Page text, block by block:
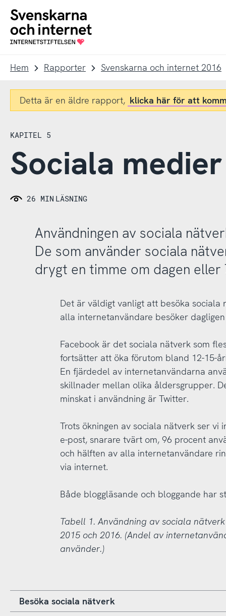
navigation
innehåll
To
startpage
Hem Rapporter Svenskarna och internet 2016
Detta är en äldre rapport, klicka här för att
KAPITEL 5
Sociala medier
26 MIN LÄSNING
Användningen av sociala
De som använder sociala
drygt en timme om dagen eller
Det är väldigt vanligt att besöka
alla internetanvändare besöker
Facebook är det sociala nätverk som
fortsätter att öka förutom bland 12-15-
En fjärdedel av internetanvändarna
skillnader mellan olika åldersgrupper.
minskat i användning är Twitter.
Trots ökningen av sociala nätverk ser vi
e-post, snarare tvärt om, 96 procent
och hälften av alla internetanvändare
via internet.
Både bloggläsande och bloggande har
Tabell 1. Användning av sociala
2015 och 2016. (Andel av
använder.)
Besöka sociala nätverk